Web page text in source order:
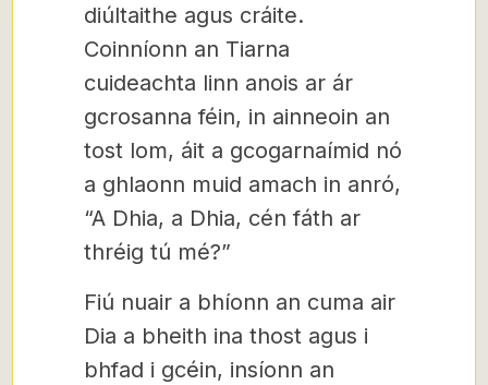
diúltaithe agus cráite.
Coinníonn an Tiarna
cuideachta linn anois ar ár
gcrosanna féin, in ainneoin an
tost lom, áit a gcogarnaímid nó
a ghlaonn muid amach in anró,
“A Dhia, a Dhia, cén fáth ar
thréig tú mé?”
Fiú nuair a bhíonn an cuma air
Dia a bheith ina thost agus i
bhfad i gcéin, insíonn an